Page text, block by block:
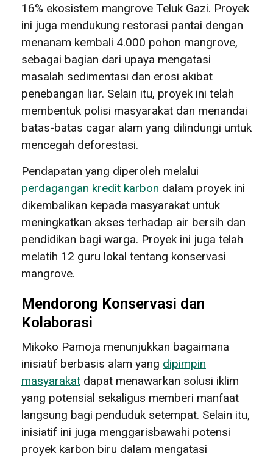
16% ekosistem mangrove Teluk Gazi. Proyek
ini juga mendukung restorasi pantai dengan
menanam kembali 4.000 pohon mangrove,
sebagai bagian dari upaya mengatasi
masalah sedimentasi dan erosi akibat
penebangan liar. Selain itu, proyek ini telah
membentuk polisi masyarakat dan menandai
batas-batas cagar alam yang dilindungi untuk
mencegah deforestasi.
Pendapatan yang diperoleh melalui
perdagangan kredit karbon dalam proyek ini
dikembalikan kepada masyarakat untuk
meningkatkan akses terhadap air bersih dan
pendidikan bagi warga. Proyek ini juga telah
melatih 12 guru lokal tentang konservasi
mangrove.
Mendorong Konservasi dan
Kolaborasi
Mikoko Pamoja menunjukkan bagaimana
inisiatif berbasis alam yang dipimpin
masyarakat dapat menawarkan solusi iklim
yang potensial sekaligus memberi manfaat
langsung bagi penduduk setempat. Selain itu,
inisiatif ini juga menggarisbawahi potensi
proyek karbon biru dalam mengatasi